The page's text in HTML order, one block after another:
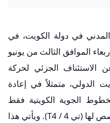
المدني في دولة الكويت، في
الموافق الثالث من يونيو
الاستئناف الجزئي لحركة
الدولي، متمثلاً في إعادة
الجوية الكويتية فقط
وحصرياً عبر مبنى الركاب المخصص لها (تي 4 / T4). ويأتي هذا